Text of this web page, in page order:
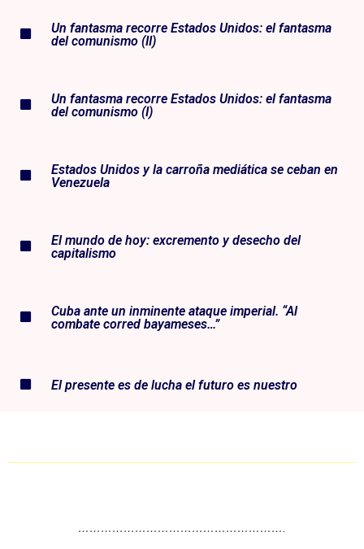
Un fantasma recorre Estados Unidos: el fantasma
del comunismo (II)
Un fantasma recorre Estados Unidos: el fantasma
del comunismo (I)
Estados Unidos y la carroña mediática se ceban en
Venezuela
El mundo de hoy: excremento y desecho del
capitalismo
Cuba ante un inminente ataque imperial. “Al
combate corred bayameses…”
El presente es de lucha el futuro es nuestro
……………………………………………….